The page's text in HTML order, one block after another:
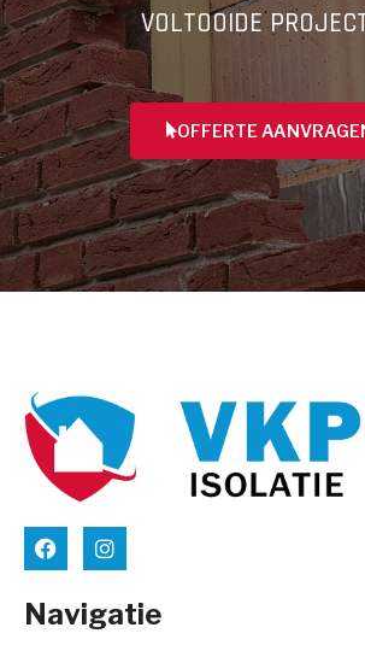
VOLTOOIDE
OFFERTE
Navigatie